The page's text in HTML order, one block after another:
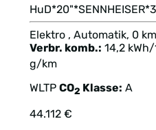
Elektro , Automatik, 0
Verbr. komb.: 14,2
g/km
WLTP CO2 Klasse: A
44.112 €